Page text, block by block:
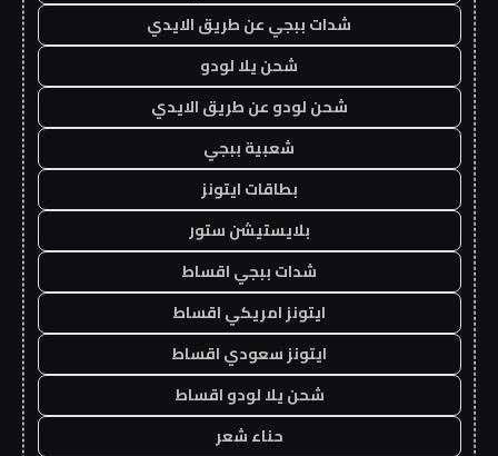
شدات ببجي عن طريق الايدي
شحن يلا لودو
شحن لودو عن طريق الايدي
شعبية ببجي
بطاقات ايتونز
بلايستيشن ستور
شدات ببجي اقساط
ايتونز امريكي اقساط
ايتونز سعودي اقساط
شحن يلا لودو اقساط
حناء شعر